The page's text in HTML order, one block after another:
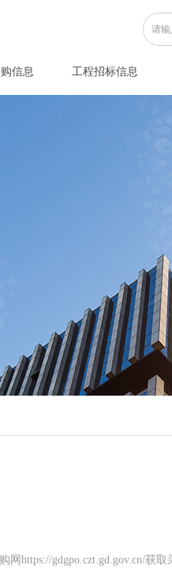
信息 工程招标信息
https://gdgpo.czt.gd.gov.cn/获